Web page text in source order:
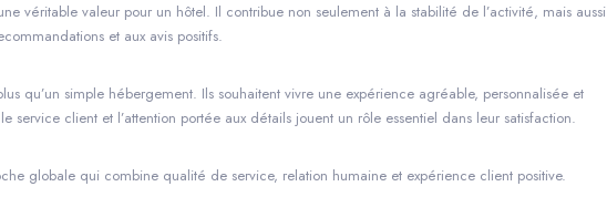
véritable valeur pour un hôtel. Il contribue non seulement à la stabilité de l’activité, mais aussi
et aux avis positifs.
qu’un simple hébergement. Ils souhaitent vivre une expérience agréable, personnalisée et
service client et l’attention portée aux détails jouent un rôle essentiel dans leur satisfaction.
globale qui combine qualité de service, relation humaine et expérience client positive.